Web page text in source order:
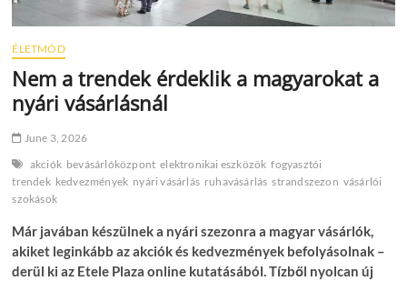
ÉLETMÓD
Nem a trendek érdeklik a magyarokat a
nyári vásárlásnál
June 3, 2026
akciók bevásárlóközpont elektronikai eszközök fogyasztói
trendek kedvezmények nyári vásárlás ruhavásárlás strandszezon vásárlói
szokások
Már javában készülnek a nyári szezonra a magyar vásárlók,
akiket leginkább az akciók és kedvezmények befolyásolnak –
derül ki az Etele Plaza online kutatásából. Tízből nyolcan új